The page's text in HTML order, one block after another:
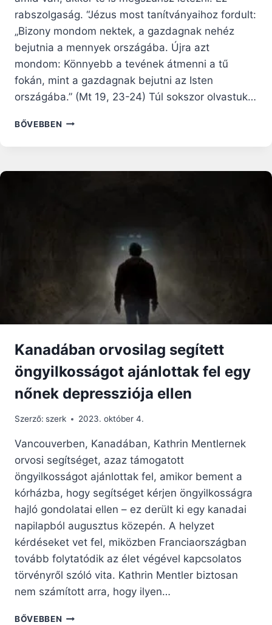
rabszolgaság. “Jézus most tanítványaihoz fordult:
„Bizony mondom nektek, a gazdagnak nehéz
bejutnia a mennyek országába. Újra azt
mondom: Könnyebb a tevének átmenni a tű
fokán, mint a gazdagnak bejutni az Isten
országába.” (Mt 19, 23-24) Túl sokszor olvastuk…
BŐVEBBEN MIÉRT
GAZDAGSÁG
Kanadában orvosilag segített
öngyilkosságot ajánlottak fel egy
nőnek depressziója ellen
Szerző: szerk 2023. október 4.
Vancouverben, Kanadában, Kathrin Mentlernek
orvosi segítséget, azaz támogatott
öngyilkosságot ajánlottak fel, amikor bement a
kórházba, hogy segítséget kérjen öngyilkosságra
hajló gondolatai ellen – ez derült ki egy kanadai
napilapból augusztus közepén. A helyzet
kérdéseket vet fel, miközben Franciaországban
tovább folytatódik az élet végével kapcsolatos
törvényről szóló vita. Kathrin Mentler biztosan
nem számított arra, hogy ilyen…
BŐVEBBEN KANADÁBAN